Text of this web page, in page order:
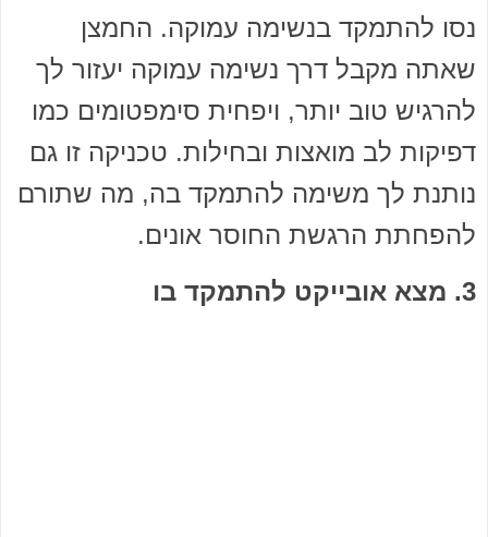
נסו להתמקד בנשימה עמוקה. החמצן
שאתה מקבל דרך נשימה עמוקה יעזור לך
להרגיש טוב יותר, ויפחית סימפטומים כמו
דפיקות לב מואצות ובחילות. טכניקה זו גם
נותנת לך משימה להתמקד בה, מה שתורם
להפחתת הרגשת החוסר אונים.
3. מצא אובייקט להתמקד בו